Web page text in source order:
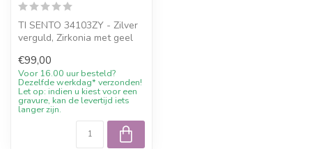
TI SENTO 34103ZY - Zilver
verguld, Zirkonia met geel
ad...
€99,00
Voor 16.00 uur besteld?
Dezelfde werkdag* verzonden!
Let op: indien u kiest voor een
gravure, kan de levertijd iets
langer zijn.